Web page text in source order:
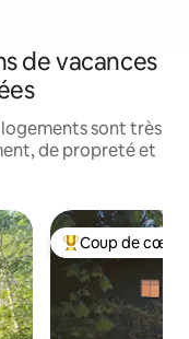
de vacances
logements sont très
de propreté et
Coups de cœur
Coup de cœur